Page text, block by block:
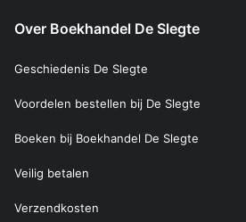
Over Boekhandel De Slegte
Geschiedenis De Slegte
Voordelen bestellen bij De Slegte
Boeken bij Boekhandel De Slegte
Veilig betalen
Verzendkosten